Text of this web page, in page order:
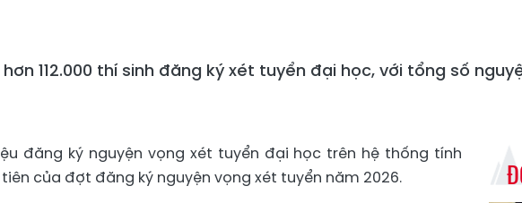
112.000 thí sinh đăng ký xét tuyển đại học, với tổng số
đăng ký nguyện vọng xét tuyển đại học trên hệ thống tính
của đợt đăng ký nguyện vọng xét tuyển năm 2026.